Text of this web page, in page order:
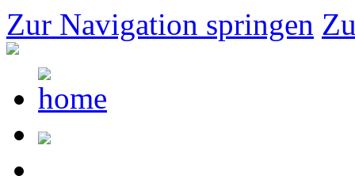
Zur Navigation springen